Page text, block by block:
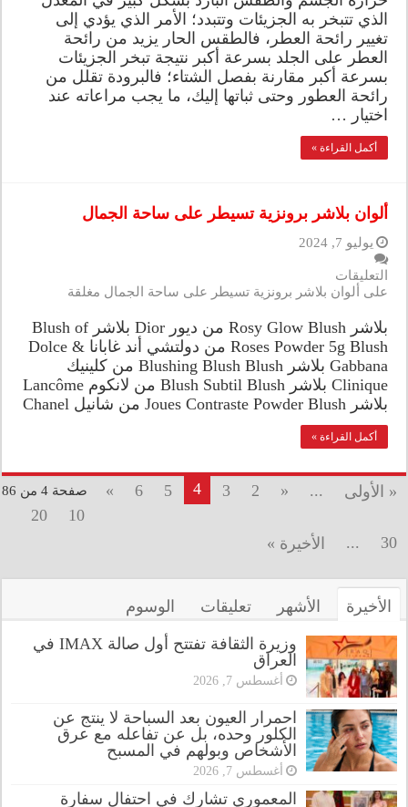
الذي تتبخر به الجزيئات وتتبدد؛ الأمر الذي يؤدي إلى
تغيير رائحة العطر، فالطقس الحار يزيد من رائحة
العطر على الجلد بسرعة أكبر نتيجة تبخر الجزيئات
بسرعة أكبر مقارنة بفصل الشتاء؛ فالبرودة تقلل من
رائحة العطور وحتى ثباتها إليك، ما يجب مراعاته عند
اختيار …
أكمل القراءة »
ألوان بلاشر برونزية تسيطر على ساحة الجمال
يوليو 7, 2024
التعليقات
على ألوان بلاشر برونزية تسيطر على ساحة الجمال مغلقة
بلاشر Rosy Glow Blush من ديور Dior بلاشر Blush of
Roses Powder 5g Blush من دولتشي أند غابانا Dolce &
Gabbana بلاشر Blushing Blush Blush من كلينيك
Clinique بلاشر Blush Subtil Blush من لانكوم Lancôme
بلاشر Joues Contraste Powder Blush من شانيل Chanel
أكمل القراءة »
صفحة 4 من 86 « الأولى ...
«
2
3
4
5
6
»
10
20
30
... الأخيرة »
الأخيرة الأشهر تعليقات الوسوم
وزيرة الثقافة تفتتح أول صالة IMAX في
العراق
أغسطس 7, 2026
احمرار العيون بعد السباحة لا ينتج عن
الكلور وحده، بل عن تفاعله مع عرق
الأشخاص وبولهم في المسبح
أغسطس 7, 2026
المعموري تشارك في احتفال سفارة